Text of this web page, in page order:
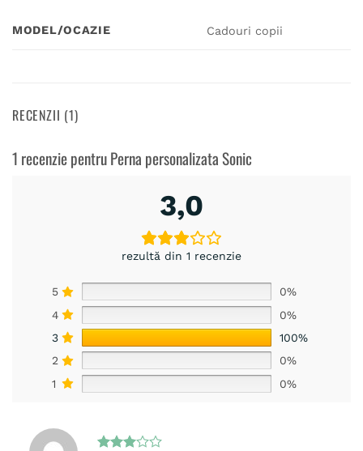
MODEL/OCAZIE Cadouri copii
RECENZII (1)
1 recenzie pentruPerna personalizata Sonic
3,0
rezultă din 1 recenzie
5
0%
4
0%
3
100%
2
0%
1
0%